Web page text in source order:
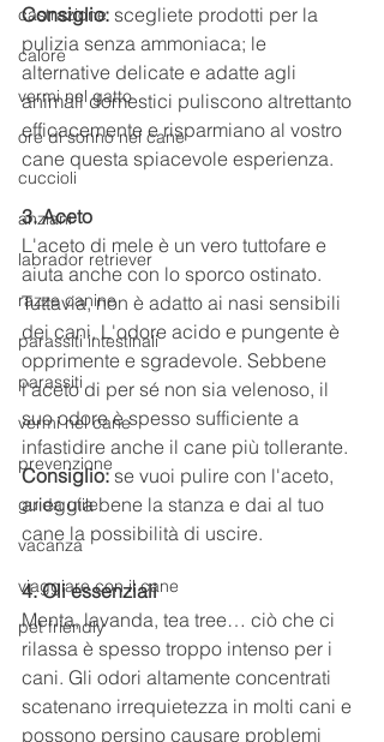
castrazione
calore
vermi nel gatto
ore di sonno nel cane
cuccioli
anziani
labrador retriever
razze canine
parassiti intestinali
parassiti
vermi nel cane
prevenzione
guida utile
vacanza
viaggiare con il cane
pet friendly
Consiglio: scegliete prodotti per la
pulizia senza ammoniaca; le
alternative delicate e adatte agli
animali domestici puliscono altrettanto
efficacemente e risparmiano al vostro
cane questa spiacevole esperienza.
3. Aceto
L'aceto di mele è un vero tuttofare e
aiuta anche con lo sporco ostinato.
Tuttavia, non è adatto ai nasi sensibili
dei cani. L'odore acido e pungente è
opprimente e sgradevole. Sebbene
l'aceto di per sé non sia velenoso, il
suo odore è spesso sufficiente a
infastidire anche il cane più tollerante.
Consiglio: se vuoi pulire con l'aceto,
arieggia bene la stanza e dai al tuo
cane la possibilità di uscire.
4. Oli essenziali
Menta, lavanda, tea tree… ciò che ci
rilassa è spesso troppo intenso per i
cani. Gli odori altamente concentrati
scatenano irrequietezza in molti cani e
possono persino causare problemi